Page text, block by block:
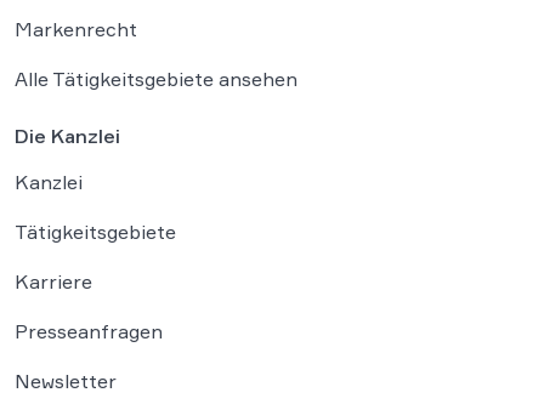
Markenrecht
Alle Tätigkeitsgebiete ansehen
Die Kanzlei
Kanzlei
Tätigkeitsgebiete
Karriere
Presseanfragen
Newsletter